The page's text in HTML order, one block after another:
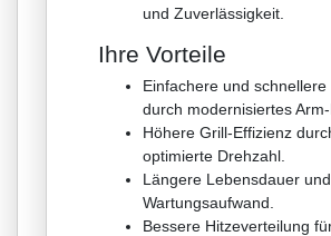
und Zuverlässigkeit.
Ihre Vorteile
Einfachere und
durch modernisiertes Arm-
Höhere Grill-Effizienz
optimierte Drehzahl.
Längere Lebensdauer
Wartungsaufwand.
Bessere Hitzeverteilung